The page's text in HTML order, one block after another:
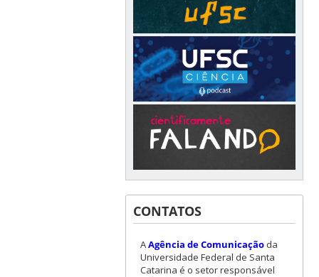
CONTATOS
AAgência de Comunicaçãoda
Universidade Federal de Santa
Catarina é o setor responsável